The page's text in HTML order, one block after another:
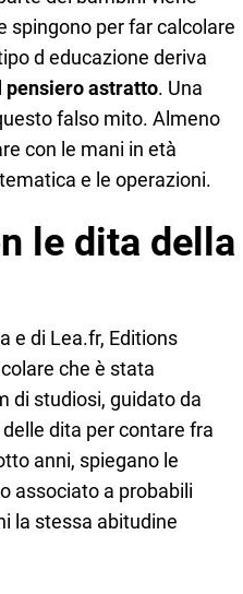
spingono per far calcolare
d educazione deriva
pensiero astratto. Una
falso mito. Almeno
con le mani in età
e le operazioni.
le dita della
e di Lea.fr, Editions
che è stata
di studiosi, guidato da
dita per contare fra
anni, spiegano le
associato a probabili
la stessa abitudine